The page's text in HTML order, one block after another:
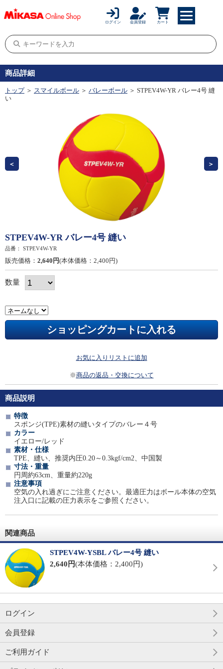
ログイン 会員登録 カート
商品詳細
トップ ＞ スマイルボール ＞ バレーボール ＞ STPEV4W-YR バレー4号 縫
い
STPEV4W-YR バレー4号 縫い
品番： STPEV4W-YR
販売価格： 2,640円(本体価格：2,400円)
数量
お気に入りリストに追加
※商品の返品・交換について
商品説明
特徴
スポンジ(TPE)素材の縫いタイプのバレー４号
カラー
イエロー/レッド
素材・仕様
TPE、縫い、推奨内圧0.20～0.3kgf/cm2、中国製
寸法・重量
円周約63cm、重量約220g
注意事項
空気の入れ過ぎにご注意ください。最適圧力はボール本体の空気
注入口に記載の圧力表示をご参照ください。
関連商品
STPEV4W-YSBL バレー4号 縫い
2,640円(本体価格：2,400円)
ログイン
会員登録
ご利用ガイド